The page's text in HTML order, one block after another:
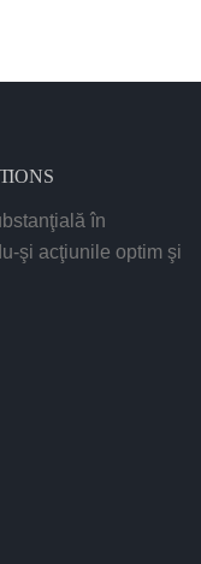
în
şi acţiunile optim şi